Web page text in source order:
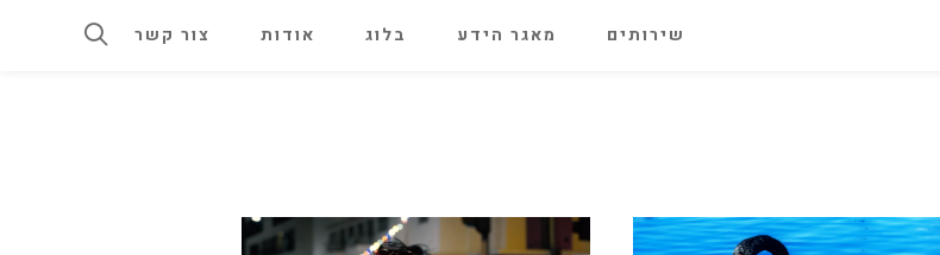
שירותים מאגר הידע בלוג אודות צור קשר